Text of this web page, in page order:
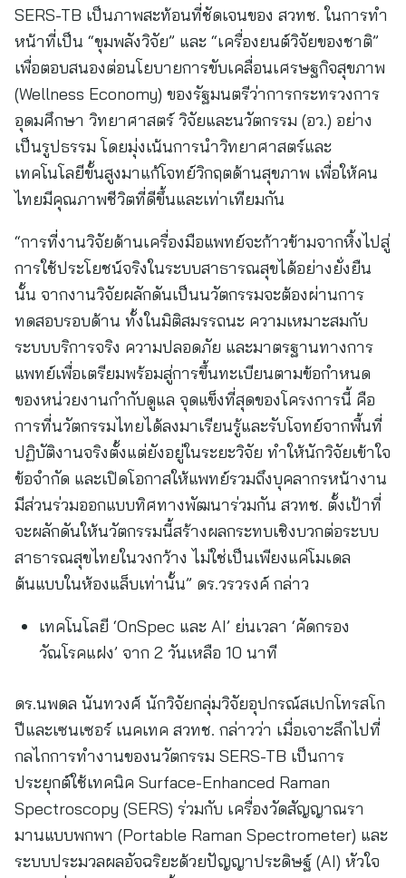
SERS-TB เป็นภาพสะท้อนที่ชัดเจนของ สวทช. ในการทำ
หน้าที่เป็น “ขุมพลังวิจัย” และ “เครื่องยนต์วิจัยของชาติ”
เพื่อตอบสนองต่อนโยบายการขับเคลื่อนเศรษฐกิจสุขภาพ
(Wellness Economy) ของรัฐมนตรีว่าการกระทรวงการ
อุดมศึกษา วิทยาศาสตร์ วิจัยและนวัตกรรม (อว.) อย่าง
เป็นรูปธรรม โดยมุ่งเน้นการนำวิทยาศาสตร์และ
เทคโนโลยีขั้นสูงมาแก้โจทย์วิกฤตด้านสุขภาพ เพื่อให้คน
ไทยมีคุณภาพชีวิตที่ดีขึ้นและเท่าเทียมกัน
“การที่งานวิจัยด้านเครื่องมือแพทย์จะก้าวข้ามจากหิ้งไปสู่
การใช้ประโยชน์จริงในระบบสาธารณสุขได้อย่างยั่งยืน
นั้น จากงานวิจัยผลักดันเป็นนวัตกรรมจะต้องผ่านการ
ทดสอบรอบด้าน ทั้งในมิติสมรรถนะ ความเหมาะสมกับ
ระบบบริการจริง ความปลอดภัย และมาตรฐานทางการ
แพทย์เพื่อเตรียมพร้อมสู่การขึ้นทะเบียนตามข้อกำหนด
ของหน่วยงานกำกับดูแล จุดแข็งที่สุดของโครงการนี้ คือ
การที่นวัตกรรมไทยได้ลงมาเรียนรู้และรับโจทย์จากพื้นที่
ปฏิบัติงานจริงตั้งแต่ยังอยู่ในระยะวิจัย ทำให้นักวิจัยเข้าใจ
ข้อจำกัด และเปิดโอกาสให้แพทย์รวมถึงบุคลากรหน้างาน
มีส่วนร่วมออกแบบทิศทางพัฒนาร่วมกัน สวทช. ตั้งเป้าที่
จะผลักดันให้นวัตกรรมนี้สร้างผลกระทบเชิงบวกต่อระบบ
สาธารณสุขไทยในวงกว้าง ไม่ใช่เป็นเพียงแค่โมเดล
ต้นแบบในห้องแล็บเท่านั้น” ดร.วรวรงค์ กล่าว
เทคโนโลยี ‘OnSpec และ AI’ ย่นเวลา ‘คัดกรอง
วัณโรคแฝง’ จาก 2 วันเหลือ 10 นาที
ดร.นพดล นันทวงศ์ นักวิจัยกลุ่มวิจัยอุปกรณ์สเปกโทรสโก
ปีและเซนเซอร์ เนคเทค สวทช. กล่าวว่า เมื่อเจาะลึกไปที่
กลไกการทำงานของนวัตกรรม SERS-TB เป็นการ
ประยุกต์ใช้เทคนิค Surface-Enhanced Raman
Spectroscopy (SERS) ร่วมกับ เครื่องวัดสัญญาณรา
มานแบบพกพา (Portable Raman Spectrometer) และ
ระบบประมวลผลอัจฉริยะด้วยปัญญาประดิษฐ์ (AI) หัวใจ